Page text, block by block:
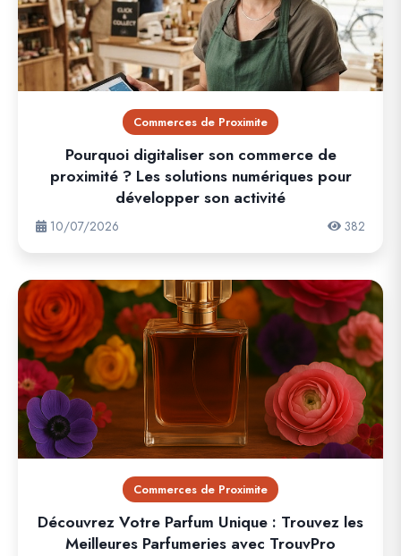
Commerces de Proximite
Pourquoi digitaliser son commerce de
proximité ? Les solutions numériques pour
développer son activité
10/07/2026 382
Commerces de Proximite
Découvrez Votre Parfum Unique : Trouvez les
Meilleures Parfumeries avec TrouvPro